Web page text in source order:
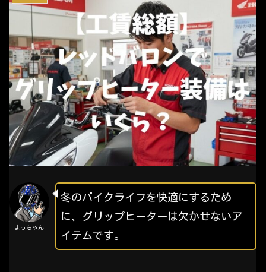
まっちゃん
冬のバイクライフを快適にするため
に、グリップヒーターは欠かせないア
イテムです。